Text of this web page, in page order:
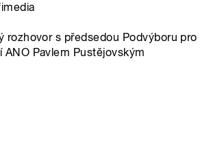
rozhovor s předsedou Podvýboru pro
Pavlem Pustějovským